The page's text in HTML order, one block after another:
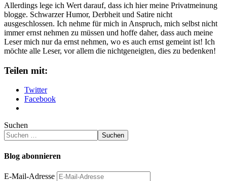
Allerdings lege ich Wert darauf, dass ich hier meine Privatmeinung
blogge. Schwarzer Humor, Derbheit und Satire nicht
ausgeschlossen. Ich nehme für mich in Anspruch, mich selbst nicht
immer ernst nehmen zu müssen und hoffe daher, dass auch meine
Leser mich nur da ernst nehmen, wo es auch ernst gemeint ist! Ich
möchte alle Leser, vor allem die nichtgeneigten, dies zu bedenken!
Teilen mit:
Twitter
Facebook
Suchen
Suchen
Blog abonnieren
E-Mail-Adresse